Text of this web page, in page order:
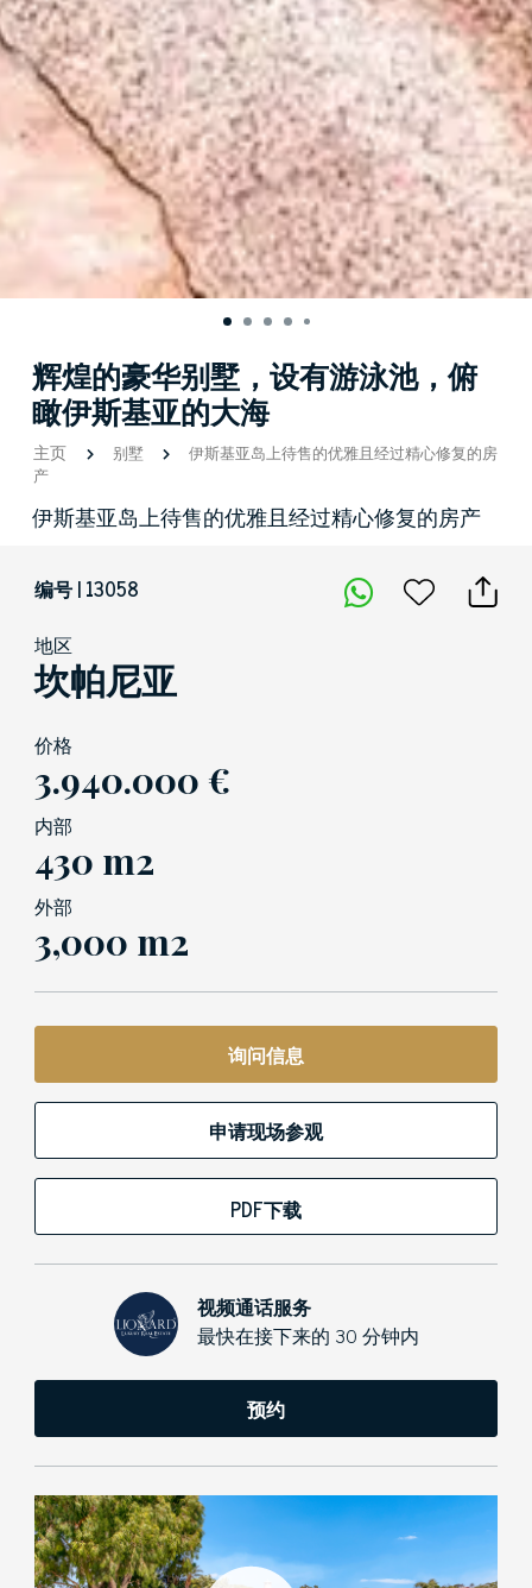
辉煌的豪华别墅，设有游泳池，俯
瞰伊斯基亚的大海
主页 别墅
伊斯基亚岛上待售的优雅且经过精心修复的房
产
伊斯基亚岛上待售的优雅且经过精心修复的房产
编号 | 13058
地区
坎帕尼亚
价格
3.940.000 €
内部
430 m2
外部
3,000 m2
询问信息
申请现场参观
PDF下载
视频通话服务
最快在接下来的 30 分钟内
预约